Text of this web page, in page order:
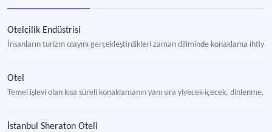
Otelcilik Endüstrisi
İnsanların turizm olayını gerçekleştirdikleri zaman diliminde konaklama
Otel
Temel işlevi olan kısa süreli konaklamanın yanı sıra yiyecek-içecek,
İstanbul Sheraton Oteli